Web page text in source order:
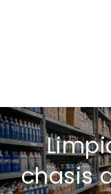
chasis